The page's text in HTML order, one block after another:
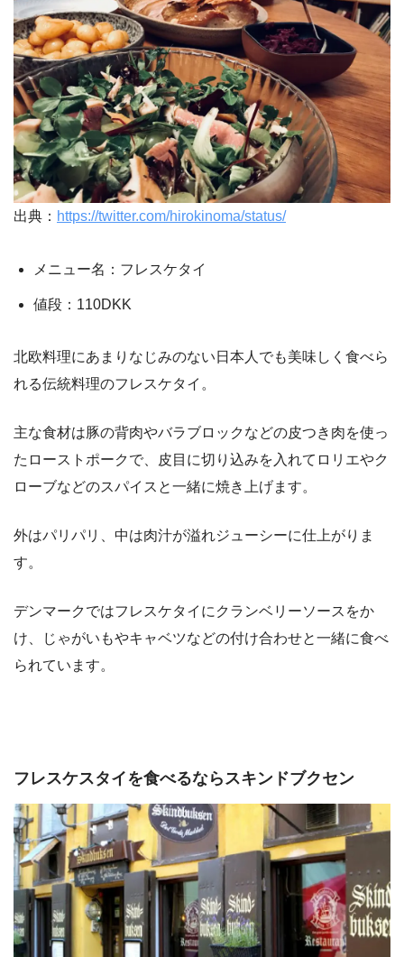
出典： https://twitter.com/hirokinoma/status/
メニュー名：フレスケタイ
値段：110DKK
北欧料理にあまりなじみのない日本人でも美味しく食べら
れる伝統料理のフレスケタイ。
主な食材は豚の背肉やバラブロックなどの皮つき肉を使っ
たローストポークで、皮目に切り込みを入れてロリエやク
ローブなどのスパイスと一緒に焼き上げます。
外はパリパリ、中は肉汁が溢れジューシーに仕上がりま
す。
デンマークではフレスケタイにクランベリーソースをか
け、じゃがいもやキャベツなどの付け合わせと一緒に食べ
られています。
フレスケスタイを食べるならスキンドブクセン